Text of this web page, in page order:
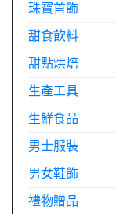
珠寶首飾
甜食飲料
甜點烘焙
生產工具
生鮮食品
男士服裝
男女鞋飾
禮物贈品